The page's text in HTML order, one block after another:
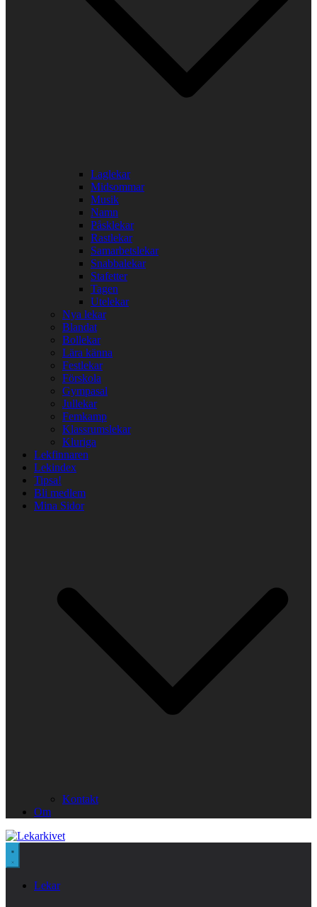
Laglekar
Midsommar
Musik
Namn
Påsklekar
Rastlekar
Samarbetslekar
Snabbalekar
Stafetter
Tagen
Utelekar
Nya lekar
Blandat
Bollekar
Lära känna
Festlekar
Förskola
Gympasal
Jullekar
Femkamp
Klassrumslekar
Kluriga
Lekfinnaren
Lekindex
Tipsa!
Bli medlem
Mina Sidor
Kontakt
Om
Lekar